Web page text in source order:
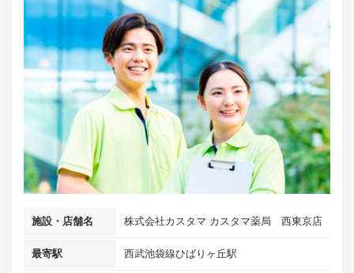
施設・店舗名 株式会社カスタマ カスタマ薬局 西東京店
最寄駅 西武池袋線ひばりヶ丘駅